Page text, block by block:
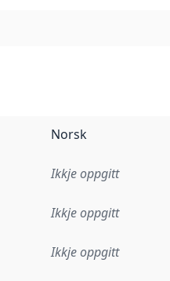
Norsk
Ikkje oppgitt
Ikkje oppgitt
Ikkje oppgitt